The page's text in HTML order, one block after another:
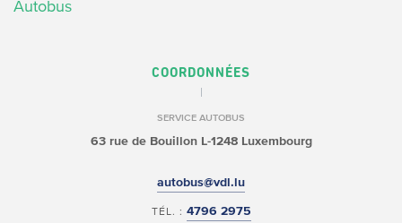
Autobus
COORDONNÉES
SERVICE AUTOBUS
63 rue de BouillonL-1248 Luxembourg
autobus@vdl.lu
TÉL. : 4796 2975